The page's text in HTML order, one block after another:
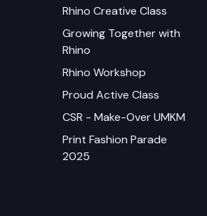
Rhino Creative Class
Growing Together with
Rhino
Rhino Workshop
Proud Active Class
CSR - Make-Over UMKM
Print Fashion Parade
2025